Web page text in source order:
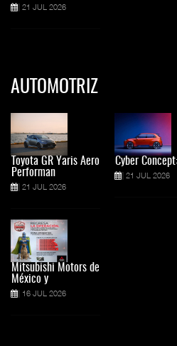
21 JUL 2026
AUTOMOTRIZ
Toyota GR Yaris Aero
Performan
21 JUL 2026
Mitsubishi Motors de
México y
16 JUL 2026
Cyber
21 JUL 2026